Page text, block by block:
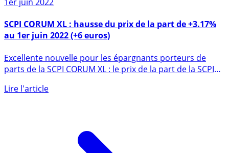
1er juin 2022
au 1er juin 2022 (+6 euros)
Excellente nouvelle pour les épargnants porteurs de
parts de la SCPI CORUM XL : le prix de la part de la SCPI